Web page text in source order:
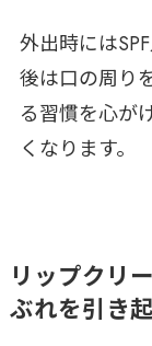
外出時には
後は口の周り
る習慣を心が
くなります。
リップクリ
ぶれを引き